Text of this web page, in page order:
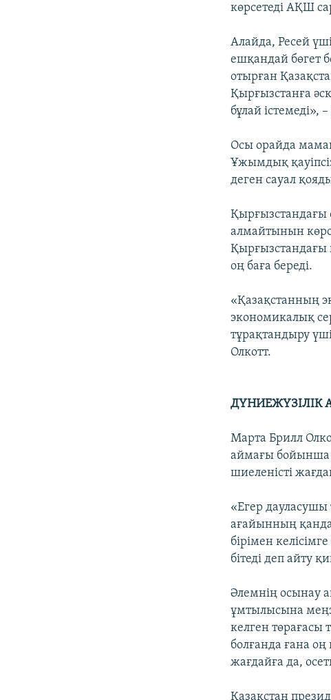
көрсетеді АҚШ
Алайда, Ресей
ешқандай бөгет
отырған
Қырғызстанға
бұлай істемеді»,
Осы орайда
Ұжымдық
деген сауал
Қырғызстандағы
алмайтынын
Қырғызстандағы
оң баға береді.
«Қазақстанның
экономикалық
тұрақтандыру
Олкотт.
ДҮНИЕЖҮЗІЛІК
Марта Брилл
аймағы бойынша
шиеленісті
«Егер дауласушы
ағайынның
бірімен
бітеді деп айту
Әлемнің осынау
ұмтылысына
келген төрағасы
болғанда ғана
жағдайға да,
Қазақстан